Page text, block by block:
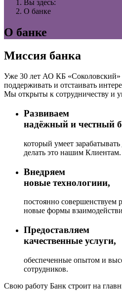
Вы здесь:
О банке
О банке
Миссия банка
Уже 30 лет АО КБ «Соколовский»
поддерживать и отстаивать
Мы открыты к сотрудничеству и
Развиваем
надёжный и честный
который умеет
делать это нашим Клиентам.
Внедряем
новые технологиии,
постоянно совершенствуем
новые формы
Предоставляем
качественные услуги,
обеспеченные опытом и
сотрудников.
Свою работу Банк строит на